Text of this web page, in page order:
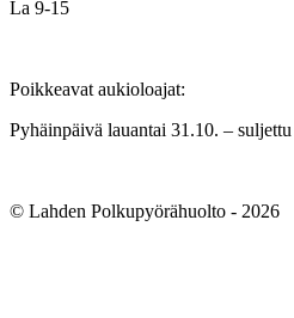
La 9-15
Poikkeavat aukioloajat:
Pyhäinpäivä lauantai 31.10. – suljettu
© Lahden Polkupyörähuolto - 2026